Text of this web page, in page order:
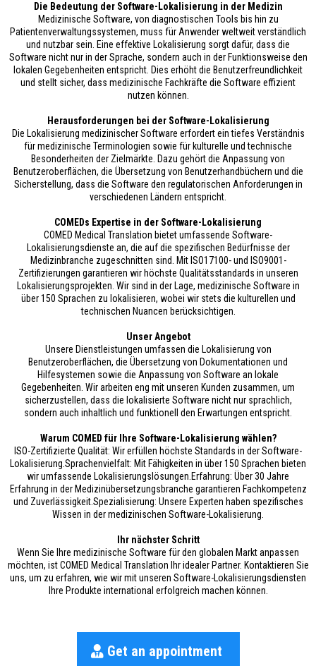
Die Bedeutung der Software-Lokalisierung in der Medizin
Medizinische Software, von diagnostischen Tools bis hin zu
Patientenverwaltungssystemen, muss für Anwender weltweit verständlich
und nutzbar sein. Eine effektive Lokalisierung sorgt dafür, dass die
Software nicht nur in der Sprache, sondern auch in der Funktionsweise den
lokalen Gegebenheiten entspricht. Dies erhöht die Benutzerfreundlichkeit
und stellt sicher, dass medizinische Fachkräfte die Software effizient
nutzen können.
Herausforderungen bei der Software-Lokalisierung
Die Lokalisierung medizinischer Software erfordert ein tiefes Verständnis
für medizinische Terminologien sowie für kulturelle und technische
Besonderheiten der Zielmärkte. Dazu gehört die Anpassung von
Benutzeroberflächen, die Übersetzung von Benutzerhandbüchern und die
Sicherstellung, dass die Software den regulatorischen Anforderungen in
verschiedenen Ländern entspricht.
COMEDs Expertise in der Software-Lokalisierung
COMED Medical Translation bietet umfassende Software-
Lokalisierungsdienste an, die auf die spezifischen Bedürfnisse der
Medizinbranche zugeschnitten sind. Mit ISO17100- und ISO9001-
Zertifizierungen garantieren wir höchste Qualitätsstandards in unseren
Lokalisierungsprojekten. Wir sind in der Lage, medizinische Software in
über 150 Sprachen zu lokalisieren, wobei wir stets die kulturellen und
technischen Nuancen berücksichtigen.
Unser Angebot
Unsere Dienstleistungen umfassen die Lokalisierung von
Benutzeroberflächen, die Übersetzung von Dokumentationen und
Hilfesystemen sowie die Anpassung von Software an lokale
Gegebenheiten. Wir arbeiten eng mit unseren Kunden zusammen, um
sicherzustellen, dass die lokalisierte Software nicht nur sprachlich,
sondern auch inhaltlich und funktionell den Erwartungen entspricht.
Warum COMED für Ihre Software-Lokalisierung wählen?
ISO-Zertifizierte Qualität: Wir erfüllen höchste Standards in der Software-
Lokalisierung.Sprachenvielfalt: Mit Fähigkeiten in über 150 Sprachen bieten
wir umfassende Lokalisierungslösungen.Erfahrung: Über 30 Jahre
Erfahrung in der Medizinübersetzungsbranche garantieren Fachkompetenz
und Zuverlässigkeit.Spezialisierung: Unsere Experten haben spezifisches
Wissen in der medizinischen Software-Lokalisierung.
Ihr nächster Schritt
Wenn Sie Ihre medizinische Software für den globalen Markt anpassen
möchten, ist COMED Medical Translation Ihr idealer Partner. Kontaktieren Sie
uns, um zu erfahren, wie wir mit unseren Software-Lokalisierungsdiensten
Ihre Produkte international erfolgreich machen können.
Get an appointment